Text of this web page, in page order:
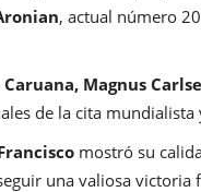
, actual número
Magnus
de la cita
mostró su
una valiosa victoria